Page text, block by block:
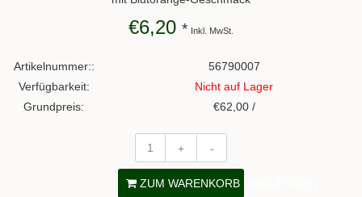
€6,20 * Inkl. MwSt.
Artikelnummer::
56790007
Verfügbarkeit:
Nicht auf Lager
Grundpreis:
€62,00 /
+ -
ZUM WARENKORB HINZUFÜGEN